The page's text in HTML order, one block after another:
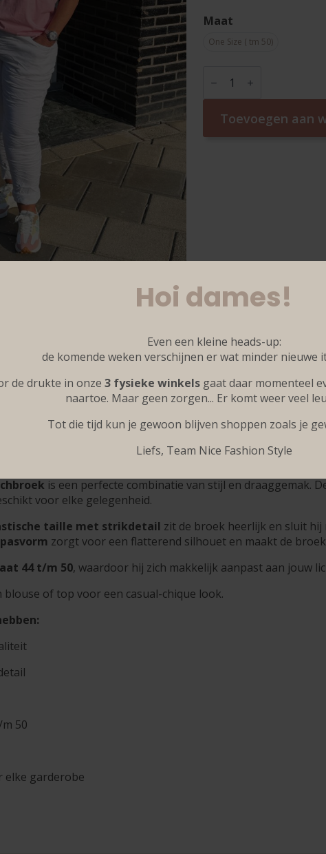
Maat
One Size ( tm 50)
Stretch
wit
plus
aantal
Toevoegen aan
is een perfecte combinatie van stijl en draaggemak.
voor elke gelegenheid.
taille met strikdetail zit de broek heerlijk en sluit
zorgt voor een flatterend silhouet en maakt de
44 t/m 50, waardoor hij zich makkelijk aanpast aan jouw
of top voor een casual-chique look.
50
elke garderobe
Hoi dames!
Even een kleine heads-up:
de komende weken verschijnen er wat minder nieuwe
de drukte in onze 3 fysieke winkelsgaat daar momenteel
naartoe. Maar geen zorgen... Er komt weer veel
Tot die tijd kun je gewoon blijven shoppen zoals je
Liefs, Team Nice Fashion Style